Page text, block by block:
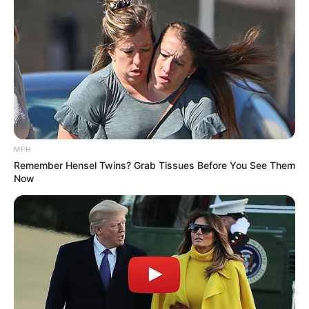
bahwa ada seni peran, seni suara, seni musik, seni lukis, hingga
seni sastra yang tercakup di dalamnya.
Usut punya usut, wayang diperkirakan mulai ada dan berkembang
di Indonesia sejak 1500 sebelum Masehi sebagai bagian dari ritual.
14. Seni replika
MFH
Remember Hensel Twins? Grab Tissues Before You See Them
Now